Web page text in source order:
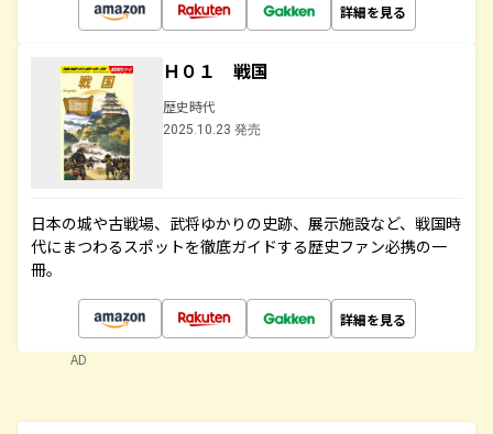
詳細を見る
Ｈ０１ 戦国
歴史時代
2025.10.23 発売
日本の城や古戦場、武将ゆかりの史跡、展示施設など、戦国時
代にまつわるスポットを徹底ガイドする歴史ファン必携の一
冊。
詳細を見る
AD